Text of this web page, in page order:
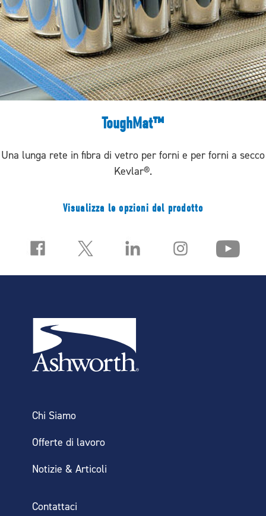
ToughMat™
Una lunga rete in fibra di vetro per forni e per forni a secco
Kevlar®.
Visualizza le opzioni del prodotto
Chi Siamo
Offerte di lavoro
Notizie & Articoli
Contattaci